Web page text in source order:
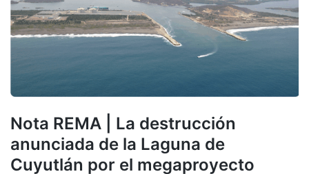
Nota REMA | La destrucción
anunciada de la Laguna de
Cuyutlán por el megaproyecto